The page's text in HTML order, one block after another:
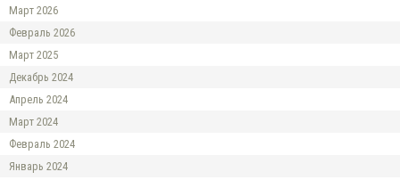
Март 2026
Февраль 2026
Март 2025
Декабрь 2024
Апрель 2024
Март 2024
Февраль 2024
Январь 2024